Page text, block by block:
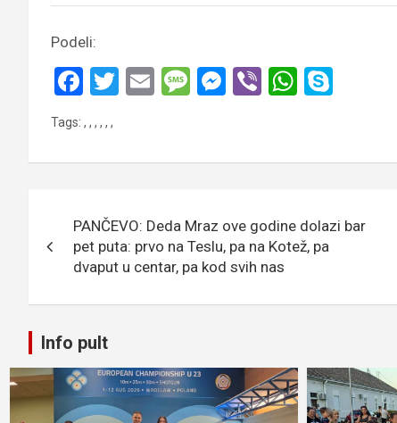
Podeli:
F
ce
b
o
k
T
er
E
M
a
e
M
n
er
Vi W
s
p
p
e
Tags: , , , , , ,
чланка
PANČEVO: Deda Mraz ove godine dolazi bar
pet puta: prvo na Teslu, pa na Kotež, pa
dvaput u centar, pa kod svih nas
Info pult